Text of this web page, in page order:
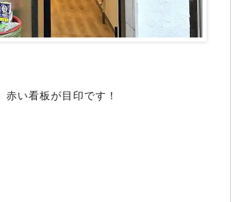
い看板が目印です！